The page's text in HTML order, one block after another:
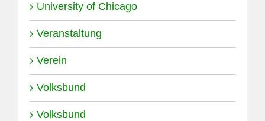
University of Chicago
Veranstaltung
Verein
Volksbund
Volksbund